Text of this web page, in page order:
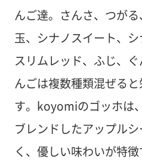
んご達。さんさ、つが
玉、シナノスイート、シ
スリムレッド、ふじ、
んごは複数種類混ぜる
す。koyomiのゴッホは
ブレンドしたアップル
く、優しい味わいが特徴